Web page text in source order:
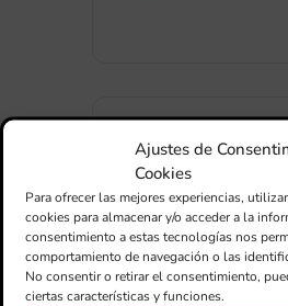
Ajustes de
Cookies
Para ofrecer las mejores experiencias,
cookies para almacenar y/o acceder a la
consentimiento a estas tecnologías nos
comportamiento de navegación o las
No consentir o retirar el consentimiento,
ciertas características y funciones.
COMPARTIR ESTE